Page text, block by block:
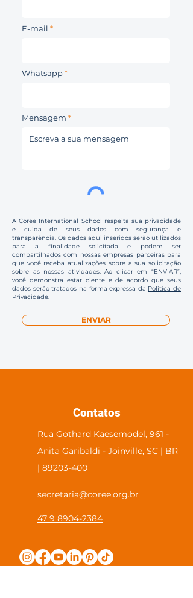
E-mail
Whatsapp
Mensagem
A Coree International School respeita sua privacidade
e cuida de seus dados com segurança e
transparência. Os dados aqui inseridos serão utilizados
para a finalidade solicitada e podem ser
compartilhados com nossas empresas parceiras para
que você receba atualizações sobre a sua solicitação
sobre as nossas atividades. Ao clicar em “ENVIAR”,
você demonstra estar ciente e de acordo que seus
dados serão tratados na forma expressa da Política de
Privacidade.
ENVIAR
Contatos
Rua Gothard Kaesemodel, 961 -
Anita Garibaldi - Joinville, SC | BR
| 89203-400
secretaria@coree.org.br
47 9 8904-2384